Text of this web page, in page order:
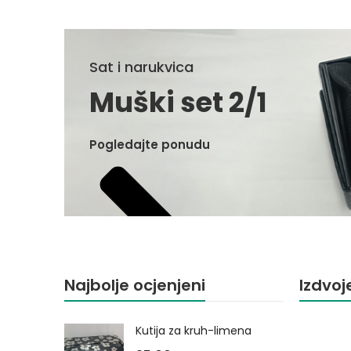
Sat i narukvica
Muški set 2/1
Pogledajte ponudu
Najbolje ocjenjeni
Kutija za kruh-limena